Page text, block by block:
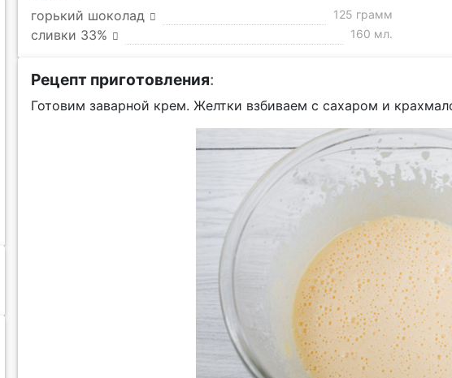
горький шоколад 125 грамм
сливки 33% 160 мл.
Рецепт приготовления:
Готовим заварной крем. Желтки взбиваем с сахаром и